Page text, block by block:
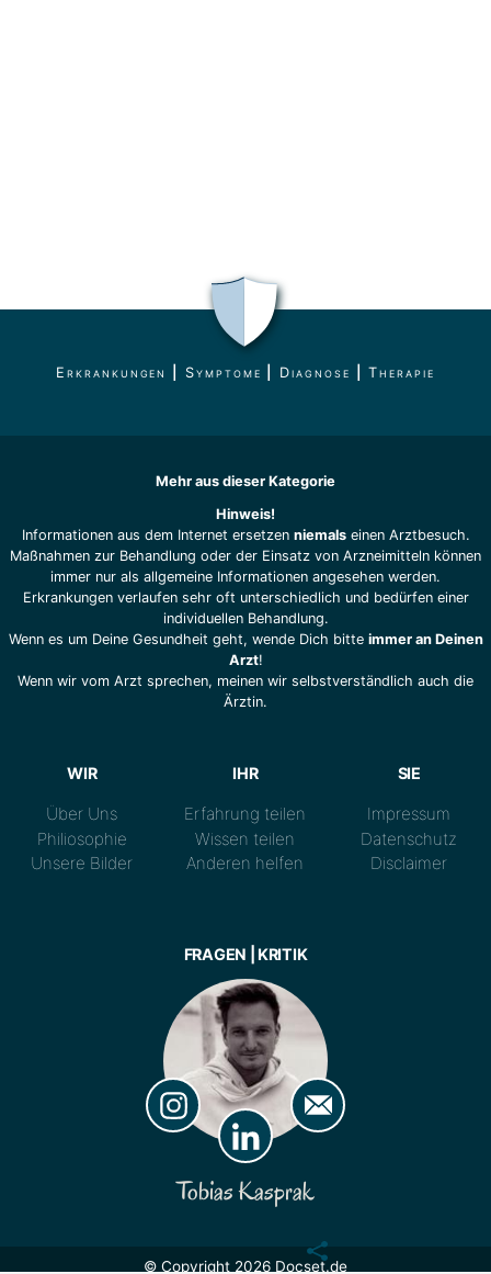
Erkrankungen Symptome Diagnose |Therapie
Mehr aus dieser Kategorie
Hinweis!
Informationen aus dem Internet ersetzen niemalseinen Arztbesuch.
Maßnahmen zur Behandlung oder der Einsatz von Arzneimitteln können
immer nur als allgemeine Informationen angesehen werden.
Erkrankungen verlaufen sehr oft unterschiedlich und bedürfen einer
individuellen Behandlung.
Wenn es um Deine Gesundheit geht, wende Dich bitte immer an Deinen
Arzt!
Wenn wir vom Arzt sprechen, meinen wir selbstverständlich auch die
Ärztin.
WIR
Über Uns
Philiosophie
Unsere Bilder
IHR
Erfahrung teilen
Wissen teilen
Anderen helfen
SIE
Impressum
Datenschutz
Disclaimer
FRAGEN | KRITIK
Tobias Kasprak
© Copyright 2026 Docset.de